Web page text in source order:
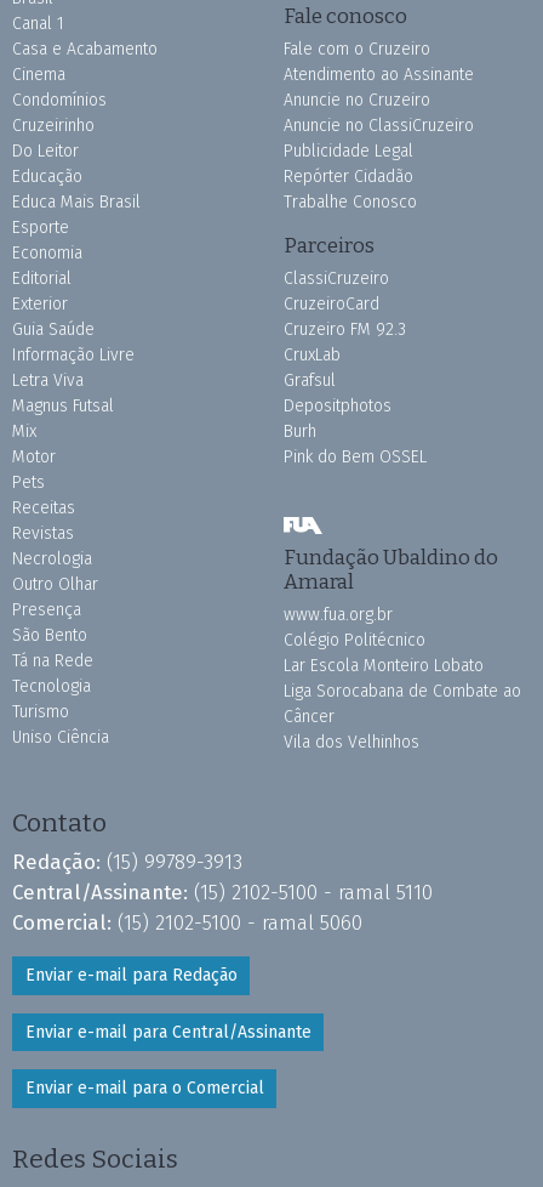
Canal 1
Casa e Acabamento
Cinema
Condomínios
Cruzeirinho
Do Leitor
Educação
Educa Mais Brasil
Esporte
Economia
Editorial
Exterior
Guia Saúde
Informação Livre
Letra Viva
Magnus Futsal
Mix
Motor
Pets
Receitas
Revistas
Necrologia
Outro Olhar
Presença
São Bento
Tá na Rede
Tecnologia
Turismo
Uniso Ciência
Fale conosco
Fale com o Cruzeiro
Atendimento ao Assinante
Anuncie no Cruzeiro
Anuncie no ClassiCruzeiro
Publicidade Legal
Repórter Cidadão
Trabalhe Conosco
Parceiros
ClassiCruzeiro
CruzeiroCard
Cruzeiro FM 92.3
CruxLab
Grafsul
Depositphotos
Burh
Pink do Bem OSSEL
Fundação Ubaldino do
Amaral
www.fua.org.br
Colégio Politécnico
Lar Escola Monteiro Lobato
Liga Sorocabana de Combate ao
Câncer
Vila dos Velhinhos
Contato
Redação: (15) 99789-3913
Central/Assinante: (15) 2102-5100 - ramal 5110
Comercial: (15) 2102-5100 - ramal 5060
Enviar e-mail para Redação
Enviar e-mail para Central/Assinante
Enviar e-mail para o Comercial
Redes Sociais